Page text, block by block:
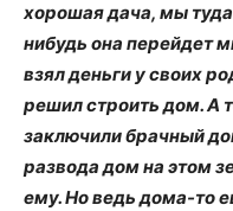
хорошая дача, мы
нибудь она перейдет
взял деньги у своих
решил строить дом. А
заключили брачный
развода дом на этом
ему. Но ведь дома-то